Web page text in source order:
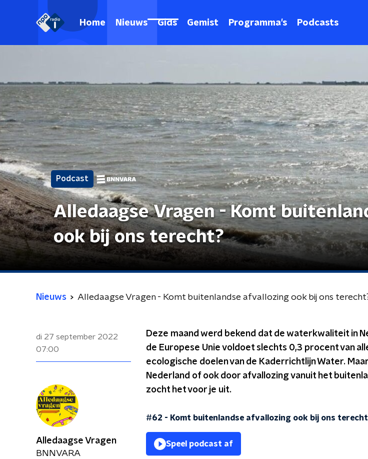
Home Nieuws Gids Gemist Programma's Podcasts
Podcast
Alledaagse Vragen - Komt
ook bij ons terecht?
Nieuws Alledaagse Vragen - Komt buitenlandse afvallozing ook bij ons
di 27 september 2022
07:00
Deze maand werd bekend dat de waterkwaliteit in
de Europese Unie voldoet slechts 0,3 procent van
ecologische doelen van de Kaderrichtlijn Water.
Nederland of ook door afvallozing vanuit het
zocht het voor je uit.
#62 - Komt buitenlandse afvallozing ook bij ons
Speel podcast af
Alledaagse Vragen
BNNVARA